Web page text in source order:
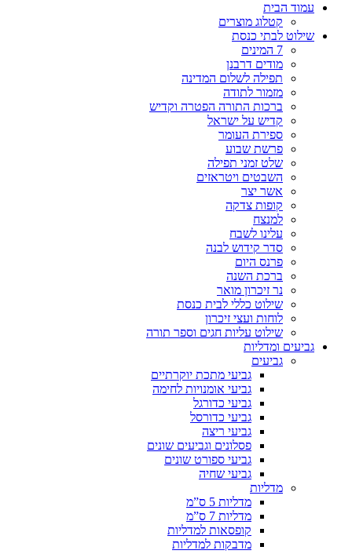
עמוד הבית
קטלוג מוצרים
שילוט לבתי כנסת
7 המינים
מודים דרבנן
תפילה לשלום המדינה
מזמור לתודה
ברכות התורה הפטרה וקדיש
קדיש על ישראל
ספירת העומר
פרשת שבוע
שלט זמני תפילה
השבטים ויטראזים
אשר יצר
קופות צדקה
למנצח
עלינו לשבח
סדר קידוש לבנה
פרנס היום
ברכת השנה
נר זיכרון מואר
שילוט כללי לבית כנסת
לוחות ועצי זיכרון
שילוט עליות חגים וספר תורה
גביעים ומדליות
גביעים
גביעי מתכת יוקרתיים
גביעי אומנויות לחימה
גביעי כדורגל
גביעי כדורסל
גביעי ריצה
פסלונים וגביעים שונים
גביעי ספורט שונים
גביעי שחיה
מדליות
מדליות 5 ס”מ
מדליות 7 ס”מ
קופסאות למדליות
מדבקות למדליות